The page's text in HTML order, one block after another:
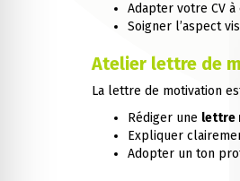
Adapter votre CV
Soigner l’aspect
Atelier lettre de
La lettre de motivation
Rédiger une lettre
Expliquer
Adopter un ton